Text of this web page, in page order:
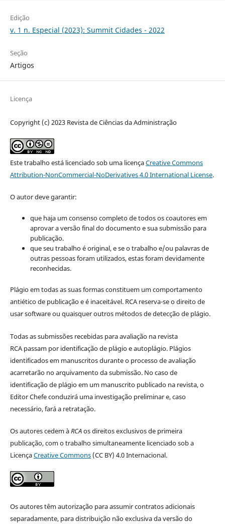
Edição
v. 1 n. Especial (2023): Summit Cidades - 2022
Seção
Artigos
Licença
Copyright (c) 2023 Revista de Ciências da Administração
Este trabalho está licenciado sob uma licençaCreative Commons
Attribution-NonCommercial-NoDerivatives 4.0 International License.
O autor deve garantir:
que haja um consenso completo de todos os coautores em
aprovar a versão final do documento e sua submissão para
publicação.
que seu trabalho é original, e se o trabalho e/ou palavras de
outras pessoas foram utilizados, estas foram devidamente
reconhecidas.
Plágio em todas as suas formas constituem um comportamento
antiético de publicação e é inaceitável. RCA reserva-se o direito de
usar software ou quaisquer outros métodos de detecção de plágio.
Todas as submissões recebidas para avaliação na revista
RCA passam por identificação de plágio e autoplágio. Plágios
identificados em manuscritos durante o processo de avaliação
acarretarão no arquivamento da submissão. No caso de
identificação de plágio em um manuscrito publicado na revista, o
Editor Chefe conduzirá uma investigação preliminar e, caso
necessário, fará a retratação.
Os autores cedem àRCAos direitos exclusivos de primeira
publicação, com o trabalho simultaneamente licenciado sob a
LicençaCreative Commons(CC BY) 4.0 Internacional.
Os autores têm autorização para assumir contratos adicionais
separadamente, para distribuição não exclusiva da versão do